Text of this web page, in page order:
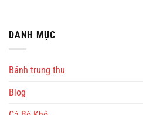
DANH MỤC
Bánh trung thu
Blog